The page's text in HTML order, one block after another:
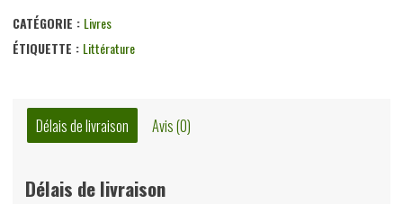
Coq-
en-
Jacques
Proumen,
1948
CATÉGORIE : Livres
ÉTIQUETTE : Littérature
Délais de livraison Avis (0)
Délais de livraison